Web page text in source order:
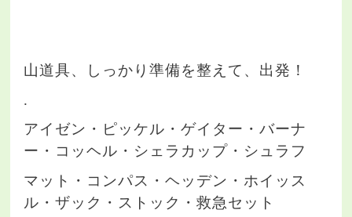
山道具、しっかり準備を整えて、出発！
.
アイゼン・ピッケル・ゲイター・バーナ
ー・コッヘル・シェラカップ・シュラフ
マット・コンパス・ヘッデン・ホイッス
ル・ザック・ストック・救急セット